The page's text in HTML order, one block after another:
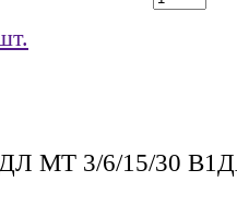
МТ 3/6/15/30